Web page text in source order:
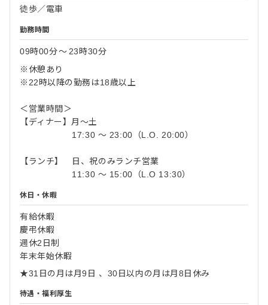
徒歩／電車
勤務時間
09時00分〜 23時30分
※休憩あり
※22時以降の勤務は18歳以上
＜営業時間＞
【ディナー】月～土
17:30 ～ 23:00（L.O. 20:00）
【ランチ】 日、祝のみランチ営業
11:30 ～ 15:00（L.O 13:30）
休日・休暇
有給休暇
慶弔休暇
週休2日制
年末年始休暇
★31日の月は月9日 、30日以内の月は月8日休み
待遇・福利厚生